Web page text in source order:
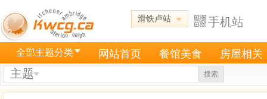
滑铁卢站 手机站
全部主题分类 网站首页 餐馆美食 房屋相关
主题 搜索